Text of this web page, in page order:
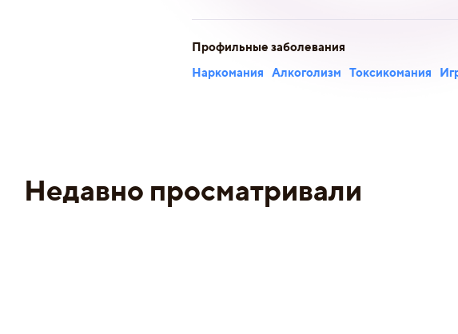
Профильные заболевания
Наркомания Алкоголизм Токсикомания
Недавно просматривали